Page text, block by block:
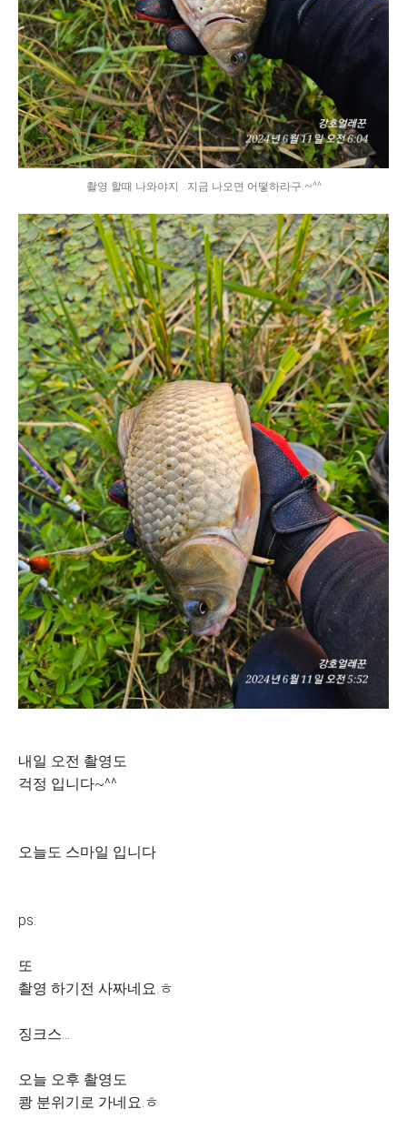
촬영 할때 나와야지 ..지금 나오면 어떻하라구.~^^
내일 오전 촬영도
걱정 입니다~^^
오늘도 스마일 입니다
ps:
또
촬영 하기전 사짜네요.ㅎ
징크스...
오늘 오후 촬영도
쾅 분위기로 가네요.ㅎ